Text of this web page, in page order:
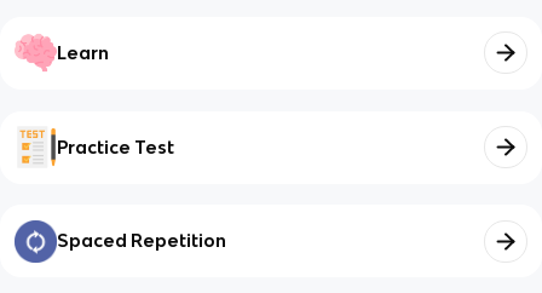
Learn
Practice Test
Spaced Repetition